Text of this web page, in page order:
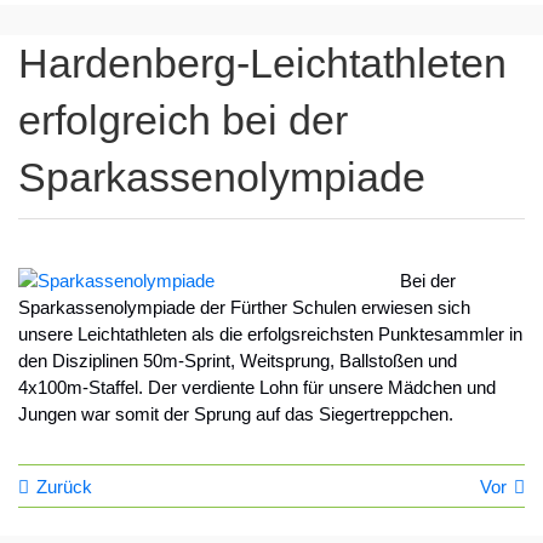
Hardenberg-Leichtathleten
erfolgreich bei der
Sparkassenolympiade
Bei der
Sparkassenolympiade der Fürther Schulen erwiesen sich
unsere Leichtathleten als die erfolgsreichsten Punktesammler in
den Disziplinen 50m-Sprint, Weitsprung, Ballstoßen und
4x100m-Staffel. Der verdiente Lohn für unsere Mädchen und
Jungen war somit der Sprung auf das Siegertreppchen.
Zurück Vor